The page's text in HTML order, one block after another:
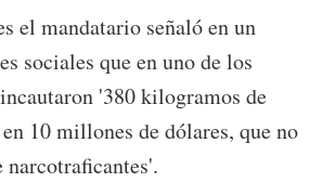
el mandatario señaló en un
sociales que en uno de los
'380 kilogramos de
10 millones de dólares, que no
narcotraficantes'.